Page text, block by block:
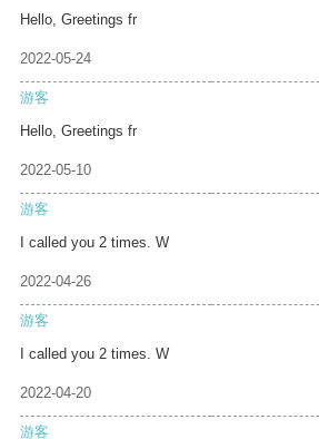
Hello, Greetings fr
2022-05-24
游客
Hello, Greetings fr
2022-05-10
游客
I called you 2 times. W
2022-04-26
游客
I called you 2 times. W
2022-04-20
游客